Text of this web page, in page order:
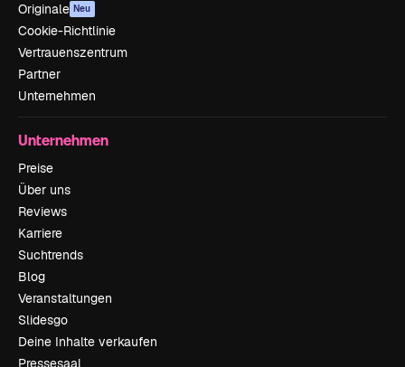
Originale Neu
Cookie-Richtlinie
Vertrauenszentrum
Partner
Unternehmen
Unternehmen
Preise
Über uns
Reviews
Karriere
Suchtrends
Blog
Veranstaltungen
Slidesgo
Deine Inhalte verkaufen
Pressesaal